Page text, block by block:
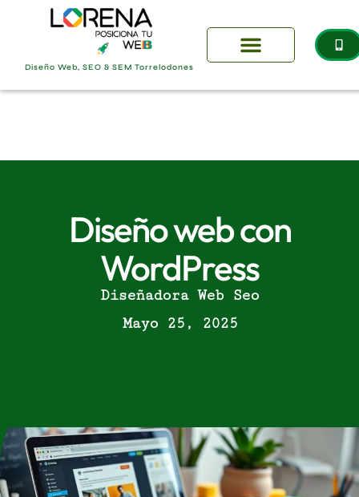
Diseño Web, SEO & SEM Torrelodones
Diseño web con
WordPress
Diseñadora Web Seo
Mayo 25, 2025